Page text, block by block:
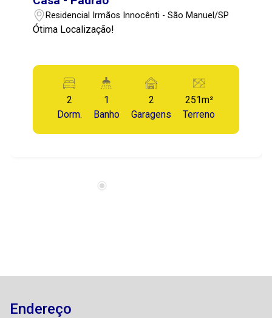
Residencial Irmãos Innocênti - São Manuel/SP
Ótima Localização!
2
Dorm.
1
Banho
2
Garagens
251m²
Terreno
Endereço